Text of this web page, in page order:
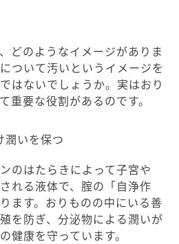
どのようなイメージがありま
ついて汚いというイメージを
はないでしょうか。実はおり
重要な役割があるのです。
潤いを保つ
のはたらきによって子宮や
れる液体で、腟の「自浄作
ます。おりものの中にいる善
を防ぎ、分泌物による潤いが
健康を守っています。